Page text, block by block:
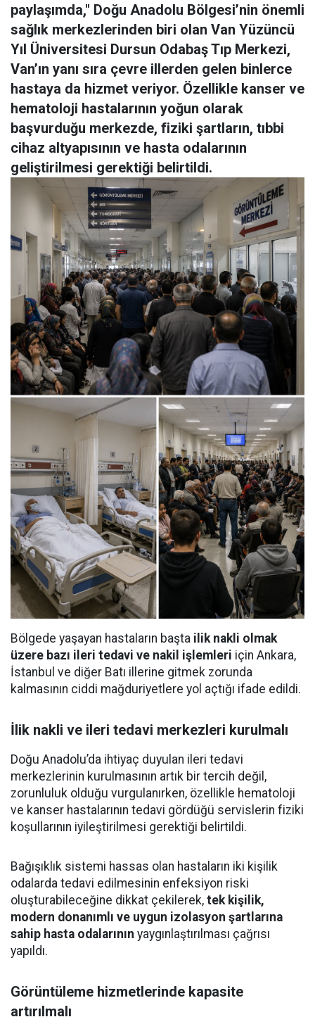
paylaşımda," Doğu Anadolu Bölgesi’nin önemli
sağlık merkezlerinden biri olan Van Yüzüncü
Yıl Üniversitesi Dursun Odabaş Tıp Merkezi,
Van’ın yanı sıra çevre illerden gelen binlerce
hastaya da hizmet veriyor. Özellikle kanser ve
hematoloji hastalarının yoğun olarak
başvurduğu merkezde, fiziki şartların, tıbbi
cihaz altyapısının ve hasta odalarının
geliştirilmesi gerektiği belirtildi.
Bölgede yaşayan hastaların başta ilik nakli olmak
üzere bazı ileri tedavi ve nakil işlemleri için Ankara,
İstanbul ve diğer Batı illerine gitmek zorunda
kalmasının ciddi mağduriyetlere yol açtığı ifade edildi.
İlik nakli ve ileri tedavi merkezleri kurulmalı
Doğu Anadolu’da ihtiyaç duyulan ileri tedavi
merkezlerinin kurulmasının artık bir tercih değil,
zorunluluk olduğu vurgulanırken, özellikle hematoloji
ve kanser hastalarının tedavi gördüğü servislerin fiziki
koşullarının iyileştirilmesi gerektiği belirtildi.
Bağışıklık sistemi hassas olan hastaların iki kişilik
odalarda tedavi edilmesinin enfeksiyon riski
oluşturabileceğine dikkat çekilerek, tek kişilik,
modern donanımlı ve uygun izolasyon şartlarına
sahip hasta odalarının yaygınlaştırılması çağrısı
yapıldı.
Görüntüleme hizmetlerinde kapasite
artırılmalı